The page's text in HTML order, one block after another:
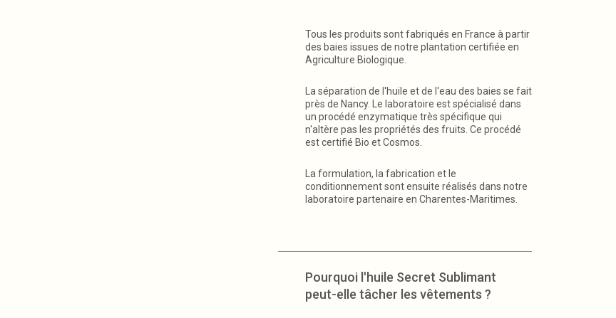
Tous les produits sont fabriqués en France à partir
des baies issues de notre plantation certifiée en
Agriculture Biologique.
La séparation de l'huile et de l'eau des baies se fait
près de Nancy. Le laboratoire est spécialisé dans
un procédé enzymatique très spécifique qui
n'altère pas les propriétés des fruits. Ce procédé
est certifié Bio et Cosmos.
La formulation, la fabrication et le
conditionnement sont ensuite réalisés dans notre
laboratoire partenaire en Charentes-Maritimes.
Pourquoi l'huile Secret Sublimant
peut-elle tâcher les vêtements ?